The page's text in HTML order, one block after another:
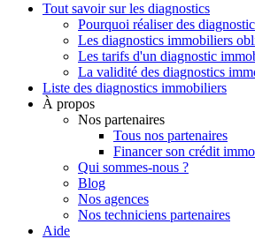
Tout savoir sur les diagnostics
Pourquoi réaliser des
Les diagnostics immobiliers
Les tarifs d'un diagnostic
La validité des diagnostics
Liste des diagnostics immobiliers
À propos
Nos partenaires
Tous nos partenaires
Financer son crédit
Qui sommes-nous ?
Blog
Nos agences
Nos techniciens partenaires
Aide